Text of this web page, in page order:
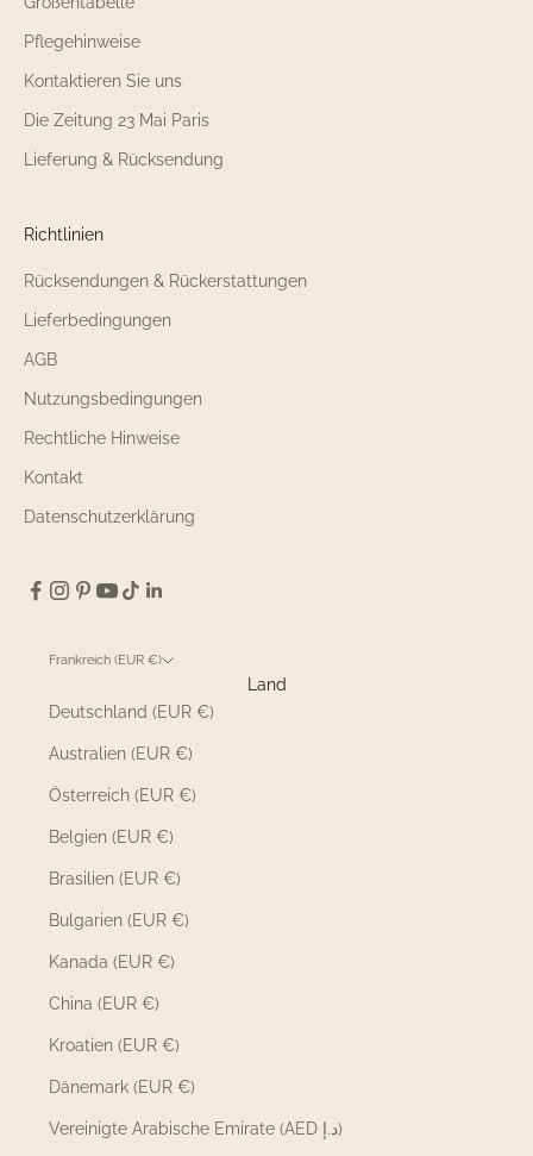
Pflegehinweise
Kontaktieren Sie uns
Die Zeitung 23 Mai Paris
Lieferung & Rücksendung
Richtlinien
Rücksendungen & Rückerstattungen
Lieferbedingungen
AGB
Nutzungsbedingungen
Rechtliche Hinweise
Kontakt
Datenschutzerklärung
Frankreich (EUR €)
Land
Deutschland (EUR €)
Australien (EUR €)
Österreich (EUR €)
Belgien (EUR €)
Brasilien (EUR €)
Bulgarien (EUR €)
Kanada (EUR €)
China (EUR €)
Kroatien (EUR €)
Dänemark (EUR €)
Vereinigte Arabische Emirate (AED د.إ)